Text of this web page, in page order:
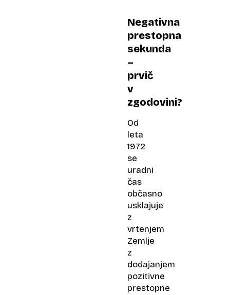
Negativna
prestopna
sekunda
–
prvič
v
zgodovini?
Od
leta
1972
se
uradni
čas
občasno
usklajuje
z
vrtenjem
Zemlje
z
dodajanjem
pozitivne
prestopne